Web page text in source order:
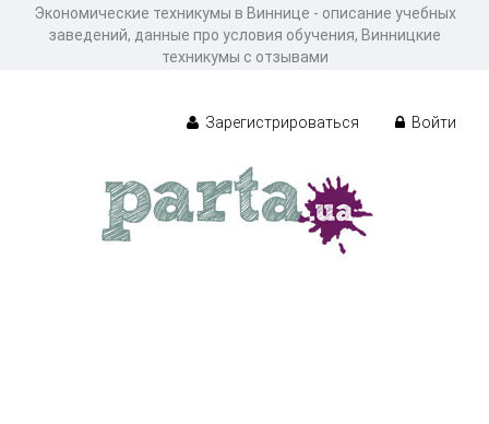
Экономические техникумы в Виннице - описание учебных
заведений, данные про условия обучения, Винницкие
техникумы с отзывами
Зарегистрироваться Войти